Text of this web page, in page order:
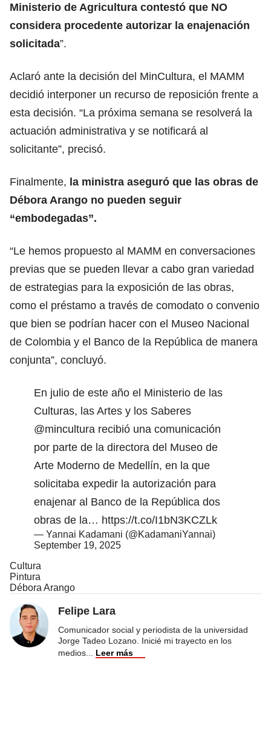
Ministerio de Agricultura contestó que NO
considera procedente autorizar la enajenación
solicitada”.
Aclaró ante la decisión del MinCultura, el MAMM
decidió interponer un recurso de reposición frente a
esta decisión. “La próxima semana se resolverá la
actuación administrativa y se notificará al
solicitante”, precisó.
Finalmente, la ministra aseguró que las obras de
Débora Arango no pueden seguir
“embodegadas”.
“Le hemos propuesto al MAMM en conversaciones
previas que se pueden llevar a cabo gran variedad
de estrategias para la exposición de las obras,
como el préstamo a través de comodato o convenio
que bien se podrían hacer con el Museo Nacional
de Colombia y el Banco de la República de manera
conjunta”, concluyó.
En julio de este año el Ministerio de las
Culturas, las Artes y los Saberes
@mincultura recibió una comunicación
por parte de la directora del Museo de
Arte Moderno de Medellín, en la que
solicitaba expedir la autorización para
enajenar al Banco de la República dos
obras de la… https://t.co/I1bN3KCZLk
— Yannai Kadamani (@KadamaniYannai)
September 19, 2025
Cultura
Pintura
Débora Arango
Felipe Lara
Comunicador social y periodista de la universidad
Jorge Tadeo Lozano. Inicié mi trayecto en los
medios
Leer más